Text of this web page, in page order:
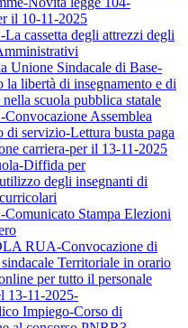
il 10-11-2025
cassetta degli attrezzi degli
Unione Sindacale di Base-
la libertà di insegnamento e di
scuola pubblica statale
Assemblea
di servizio-Lettura busta paga
carriera-per il 13-11-2025
Diffida per
degli insegnanti di
Stampa Elezioni
RUA-Convocazione di
Territoriale in orario
per tutto il personale
13-11-2025-
Impiego-Corso di